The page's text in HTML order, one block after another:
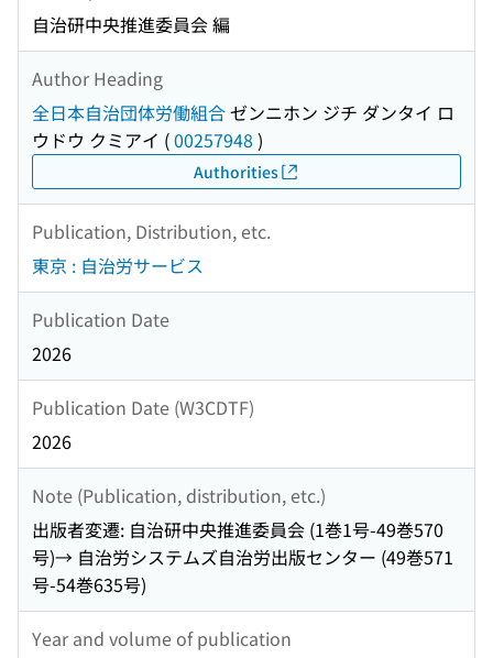
自治研中央推進委員会 編
Author Heading
全日本自治団体労働組合ゼンニホン ジチ ダンタイ ロ
ウドウ クミアイ (00257948 )
Authorities
Publication, Distribution, etc.
東京 : 自治労サービス
Publication Date
2026
Publication Date (W3CDTF)
2026
Note (Publication, distribution, etc.)
出版者変遷: 自治研中央推進委員会 (1巻1号-49巻570
号)→ 自治労システムズ自治労出版センター (49巻571
号-54巻635号)
Year and volume of publication